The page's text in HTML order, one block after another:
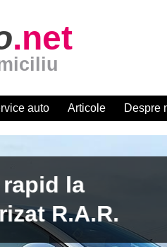
.net
auto Articole Despre
la
R.A.R.